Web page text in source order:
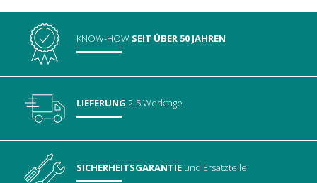
KNOW-HOW SEIT ÜBER 50 JAHREN
LIEFERUNG 2-5 Werktage
SICHERHEITSGARANTIE und Ersatzteile